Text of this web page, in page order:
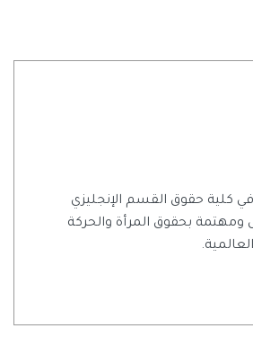
كلية حقوق القسم الإنجليزي
بحقوق المرأة والحركة